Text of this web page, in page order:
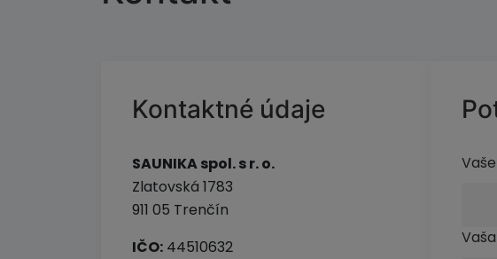
Kontaktné údaje
SAUNIKA spol. s r. o.
Zlatovská 1783
911 05 Trenčín
IČO: 44510632